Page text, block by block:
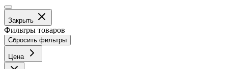
Закрыть
Фильтры товаров
Сбросить фильтры
Цена